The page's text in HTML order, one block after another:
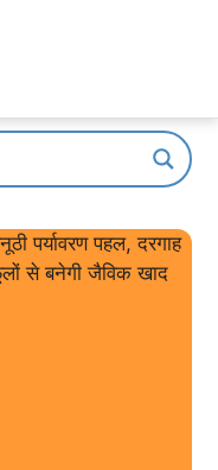
बंधक बना चाबुक और चाकू से दी